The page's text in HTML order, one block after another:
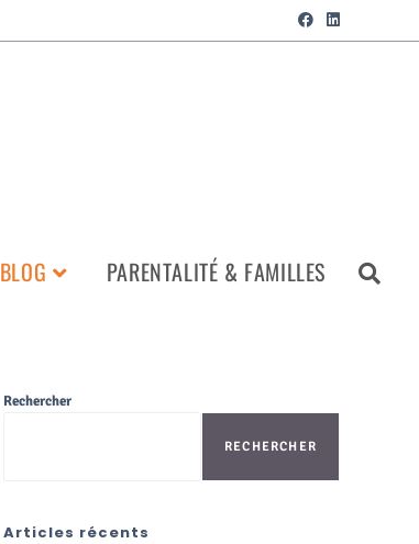
BLOG PARENTALITÉ & FAMILLES
Rechercher
RECHERCHER
Articles récents